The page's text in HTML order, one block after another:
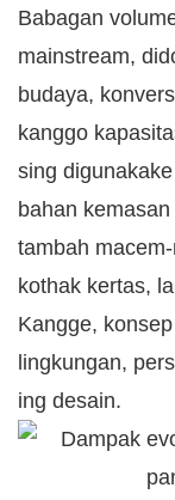
Babagan
mainstream,
budaya,
kanggo
sing
bahan
tambah
kothak kertas,
Kangge,
lingkungan,
ing desain.